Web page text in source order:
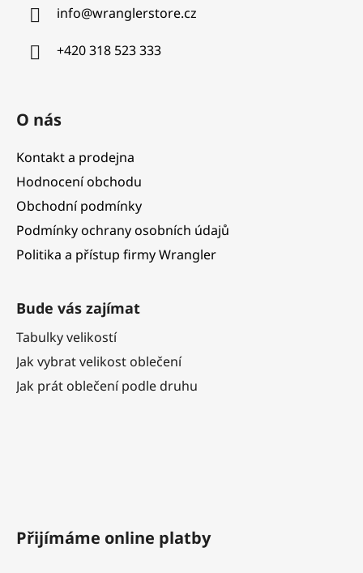
info@wranglerstore.cz
+420 318 523 333
O nás
Kontakt a prodejna
Hodnocení obchodu
Obchodní podmínky
Podmínky ochrany osobních údajů
Politika a přístup firmy Wrangler
Bude vás zajímat
Tabulky velikostí
Jak vybrat velikost oblečení
Jak prát oblečení podle druhu
Přijímáme online platby